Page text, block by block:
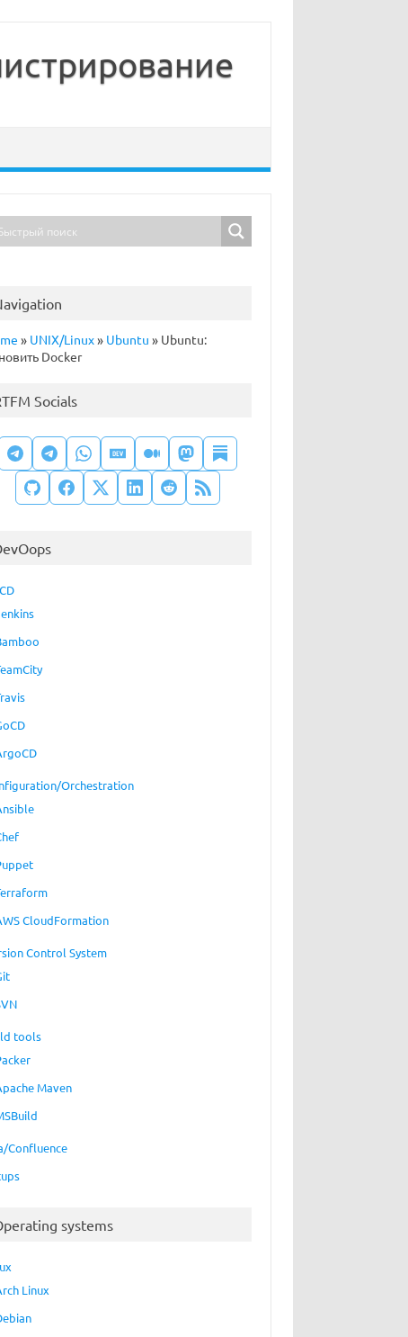
» UNIX/Linux» Ubuntu » Ubuntu:
Docker
Socials
Orchestration
CloudFormation
Control System
tools
Maven
Confluence
systems
Linux